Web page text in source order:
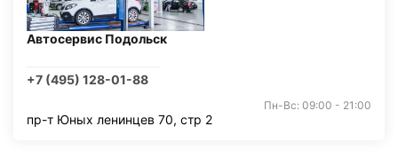
Автосервис Подольск
+7 (495) 128-01-88
Пн-Вс: 09:00 - 21:00
пр-т Юных ленинцев 70, стр 2